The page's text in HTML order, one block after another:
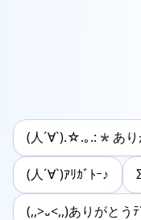
(人´∀`).☆.｡.:*あ
(人´∀`)ｱﾘｶﾞﾄｰ♪
(,,>᎑<,,)ありがとう